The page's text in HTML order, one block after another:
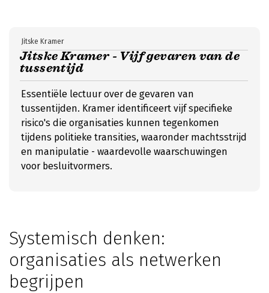
Jitske Kramer - Vijf gevaren van de
tussentijd
Jitske Kramer
Essentiële lectuur over de gevaren van
tussentijden. Kramer identificeert vijf specifieke
risico's die organisaties kunnen tegenkomen
tijdens politieke transities, waaronder machtsstrijd
en manipulatie - waardevolle waarschuwingen
voor besluitvormers.
Systemisch denken:
organisaties als netwerken
begrijpen